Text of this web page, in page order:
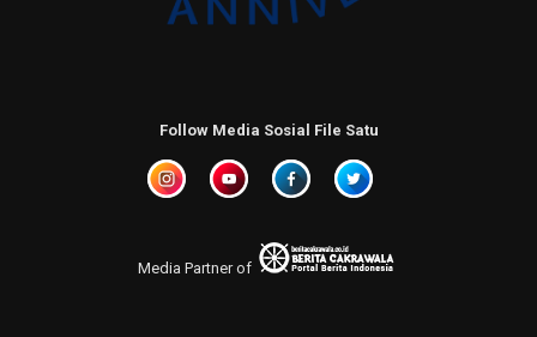
Follow Media Sosial File Satu
Media Partner of